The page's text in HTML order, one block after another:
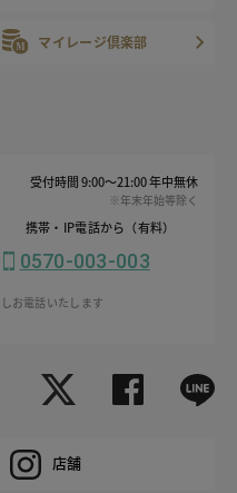
マイレージ倶楽部
受付時間 9:00～21:00 年中無休
※年末年始等除く
携帯・IP電話から（有料）
0570-003-003
お電話いたします
店舗